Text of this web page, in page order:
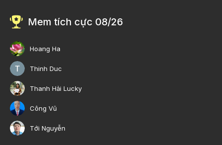
Mem tích cực 08/26
Hoang Ha
Thinh Duc
Thanh Hải Lucky
Công Vũ
Tới Nguyễn